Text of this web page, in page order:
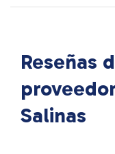
Reseñas
Salinas